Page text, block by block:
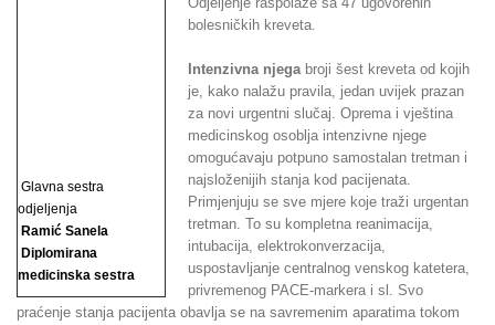
Glavna sestra
odjeljenja
Ramić Sanela
Diplomirana
medicinska sestra
bolesničkih kreveta.
Intenzivna njegabroji šest kreveta od kojih
je, kako nalažu pravila, jedan uvijek prazan
za novi urgentni slučaj. Oprema i vještina
medicinskog osoblja intenzivne njege
omogućavaju potpuno samostalan tretman i
najsloženijih stanja kod pacijenata.
Primjenjuju se sve mjere koje traži urgentan
tretman. To su kompletna reanimacija,
intubacija, elektrokonverzacija,
uspostavljanje centralnog venskog katetera,
privremenog PACE-markera i sl. Svo
praćenje stanja pacijenta obavlja se na savremenim aparatima tokom